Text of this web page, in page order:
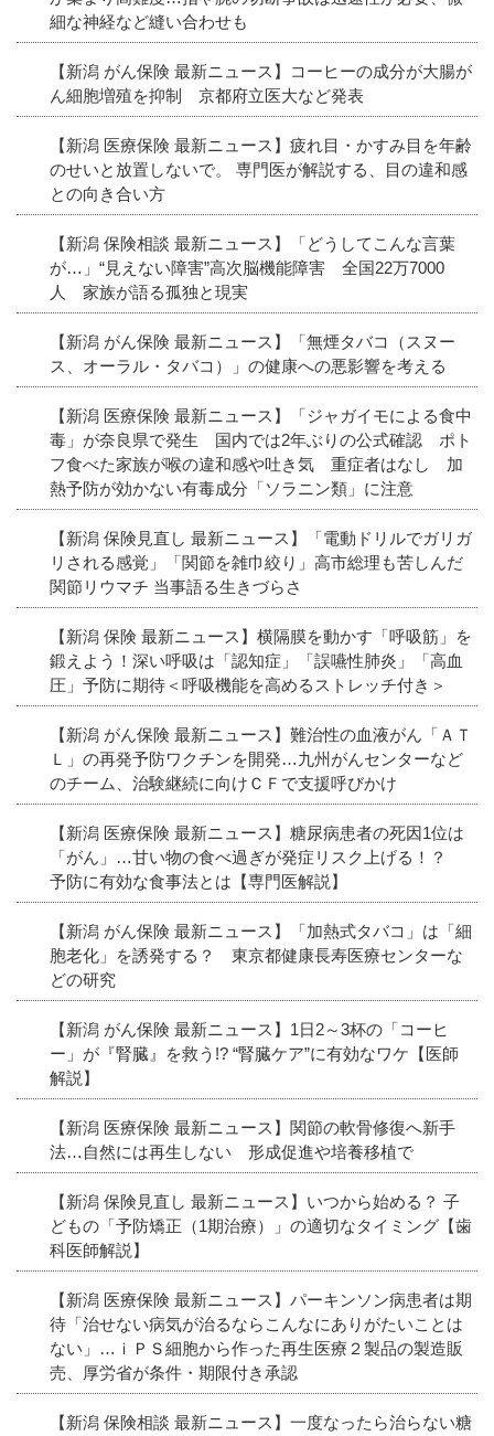
細な神経など縫い合わせも
【新潟 がん保険 最新ニュース】コーヒーの成分が大腸が
ん細胞増殖を抑制 京都府立医大など発表
【新潟 医療保険 最新ニュース】疲れ目・かすみ目を年齢
のせいと放置しないで。 専門医が解説する、目の違和感
との向き合い方
【新潟 保険相談 最新ニュース】「どうしてこんな言葉
が…」“見えない障害”高次脳機能障害 全国22万7000
人 家族が語る孤独と現実
【新潟 がん保険 最新ニュース】「無煙タバコ（スヌー
ス、オーラル・タバコ）」の健康への悪影響を考える
【新潟 医療保険 最新ニュース】「ジャガイモによる食中
毒」が奈良県で発生 国内では2年ぶりの公式確認 ポト
フ食べた家族が喉の違和感や吐き気 重症者はなし 加
熱予防が効かない有毒成分「ソラニン類」に注意
【新潟 保険見直し 最新ニュース】「電動ドリルでガリガ
リされる感覚」「関節を雑巾絞り」高市総理も苦しんだ
関節リウマチ 当事語る生きづらさ
【新潟 保険 最新ニュース】横隔膜を動かす「呼吸筋」を
鍛えよう！深い呼吸は「認知症」「誤嚥性肺炎」「高血
圧」予防に期待＜呼吸機能を高めるストレッチ付き＞
【新潟 がん保険 最新ニュース】難治性の血液がん「ＡＴ
Ｌ」の再発予防ワクチンを開発…九州がんセンターなど
のチーム、治験継続に向けＣＦで支援呼びかけ
【新潟 医療保険 最新ニュース】糖尿病患者の死因1位は
「がん」…甘い物の食べ過ぎが発症リスク上げる！？
予防に有効な食事法とは【専門医解説】
【新潟 がん保険 最新ニュース】「加熱式タバコ」は「細
胞老化」を誘発する？ 東京都健康長寿医療センターな
どの研究
【新潟 がん保険 最新ニュース】1日2～3杯の「コーヒ
ー」が『腎臓』を救う!? “腎臓ケア”に有効なワケ【医師
解説】
【新潟 医療保険 最新ニュース】関節の軟骨修復へ新手
法…自然には再生しない 形成促進や培養移植で
【新潟 保険見直し 最新ニュース】いつから始める？ 子
どもの「予防矯正（1期治療）」の適切なタイミング【歯
科医師解説】
【新潟 医療保険 最新ニュース】パーキンソン病患者は期
待「治せない病気が治るならこんなにありがたいことは
ない」…ｉＰＳ細胞から作った再生医療２製品の製造販
売、厚労省が条件・期限付き承認
【新潟 保険相談 最新ニュース】一度なったら治らない糖